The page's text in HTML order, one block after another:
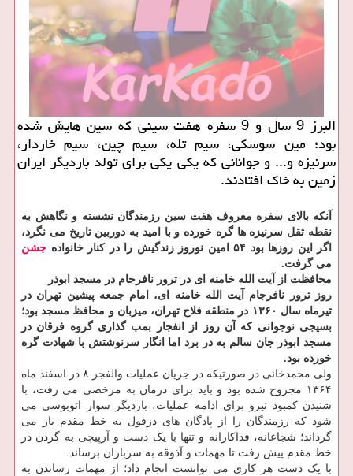
البرز 9 سال و 9 سفره هفت سینی که سین هایش شده
بود؛ مین سوسکی، سیم تله، سیم چین، سیم خاردار،
سرنیزه و... و جوانانی که یکی یکی برای تولد باردیگر ایران
زمین به خاک افتادند.
آنکه بالای سفره معروف هفت سین رزمندگان نشسته و نگاهش به
نقطه ثقل سرنیزه ها گره خورده و با امید به دوربین تاریخ می نگرد،
اگر این روزها بود ۵۴ امین نوروز زندگیش را در کنار خانواده
جشن
می گرفت.
محافظت از آیت الله خامنه ای در ترور نافرجام در مسجد ابوذر
روز ترور نافرجام آیت الله خامنه ای، امام جمعه پیشین تهران در
تیرماه سال ۱۳۶۰ در منطقه فلاح تهران، میزبان و محافظ مسجد بود؛
بسیجی نوجوانی که آن روز از انفجار بمب گذاری گروه فرقان در
مسجد ابوذر جان سالم به در برد اما انگار سرنوشتش با شهادت گره
خورده بود.
ولی محمدخانی در صورتیکه در جریان عملیات والفجر ۸ در اسفند ماه
۱۳۶۴ مجروح شده بود و باید برای درمان به مرخصی می رفت، با
شنیدن کمبود نیرو برای ادامه عملیات، باردیگر سوار اتوبوسی می
شود که رزمندگان را از پادگان های دزفول به خط مقدم باز می
گرداند؛ شجاعانه، فداکارانه و تنها با یک دست و آرپیچی به گردن در
خط مقدم پیش رفت تا مهمات و آذوقه به سربازان برساند.
با یک دست هر کاری می توانست انجام داد؛ از مهمات رساندن به